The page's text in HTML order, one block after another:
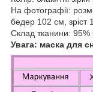
На фотографії:
бедер 102 см, зріст
Склад тканини: 95%
Увага: маска для